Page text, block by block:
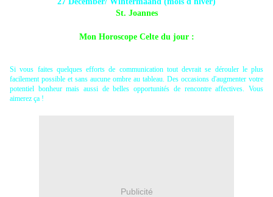
St. Joannes
Mon Horoscope Celte du jour :
Si vous faites quelques efforts de communication tout devrait se dérouler le plus
facilement possible et sans aucune ombre au tableau. Des occasions d'augmenter votre
potentiel bonheur mais aussi de belles opportunités de rencontre affectives. Vous
aimerez ça !
Publicité